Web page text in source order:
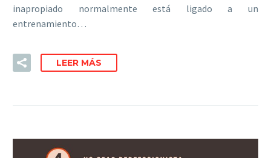
inapropiado normalmente está ligado a un
entrenamiento…
LEER MÁS